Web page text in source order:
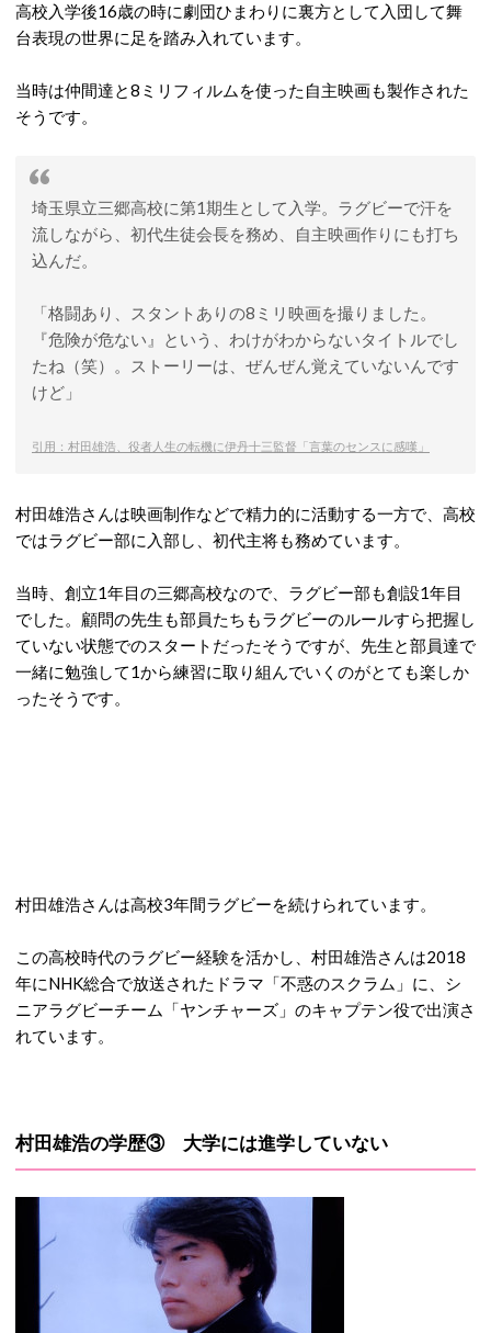
高校入学後16歳の時に劇団ひまわりに裏方として入団して舞
台表現の世界に足を踏み入れています。
当時は仲間達と8ミリフィルムを使った自主映画も製作された
そうです。
埼玉県立三郷高校に第1期生として入学。ラグビーで汗を
流しながら、初代生徒会長を務め、自主映画作りにも打ち
込んだ。
「格闘あり、スタントありの8ミリ映画を撮りました。
『危険が危ない』という、わけがわからないタイトルでし
たね（笑）。ストーリーは、ぜんぜん覚えていないんです
けど」
引用：村田雄浩、役者人生の転機に伊丹十三監督「言葉のセンスに感嘆」
村田雄浩さんは映画制作などで精力的に活動する一方で、高校
ではラグビー部に入部し、初代主将も務めています。
当時、創立1年目の三郷高校なので、ラグビー部も創設1年目
でした。顧問の先生も部員たちもラグビーのルールすら把握し
ていない状態でのスタートだったそうですが、先生と部員達で
一緒に勉強して1から練習に取り組んでいくのがとても楽しか
ったそうです。
村田雄浩さんは高校3年間ラグビーを続けられています。
この高校時代のラグビー経験を活かし、村田雄浩さんは2018
年にNHK総合で放送されたドラマ「不惑のスクラム」に、シ
ニアラグビーチーム「ヤンチャーズ」のキャプテン役で出演さ
れています。
村田雄浩の学歴③ 大学には進学していない